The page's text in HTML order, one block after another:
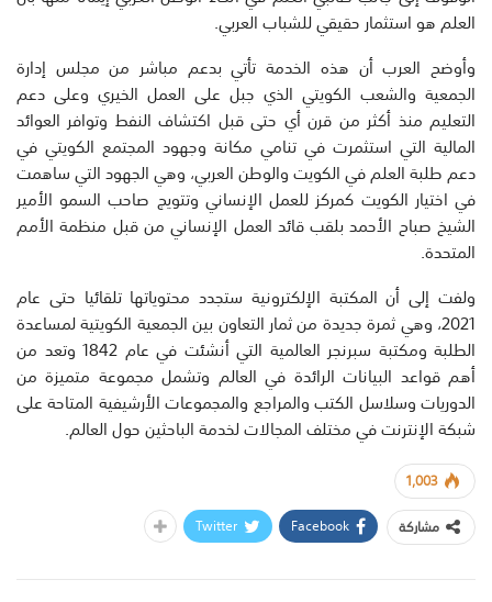
العلم هو استثمار حقيقي للشباب العربي.
وأوضح العرب أن هذه الخدمة تأتي بدعم مباشر من مجلس إدارة
الجمعية والشعب الكويتي الذي جبل على العمل الخيري وعلى دعم
التعليم منذ أكثر من قرن أي حتى قبل اكتشاف النفط وتوافر العوائد
المالية التي استثمرت في تنامي مكانة وجهود المجتمع الكويتي في
دعم طلبة العلم في الكويت والوطن العربي، وهي الجهود التي ساهمت
في اختيار الكويت كمركز للعمل الإنساني وتتويج صاحب السمو الأمير
الشيخ صباح الأحمد بلقب قائد العمل الإنساني من قبل منظمة الأمم
المتحدة.
ولفت إلى أن المكتبة الإلكترونية ستجدد محتوياتها تلقائيا حتى عام
2021، وهي ثمرة جديدة من ثمار التعاون بين الجمعية الكويتية لمساعدة
الطلبة ومكتبة سبرنجر العالمية التي أنشئت في عام 1842 وتعد من
أهم قواعد البيانات الرائدة في العالم وتشمل مجموعة متميزة من
الدوريات وسلاسل الكتب والمراجع والمجموعات الأرشيفية المتاحة على
شبكة الإنترنت في مختلف المجالات لخدمة الباحثين حول العالم.
1,003
مشاركة
Facebook
Twitter